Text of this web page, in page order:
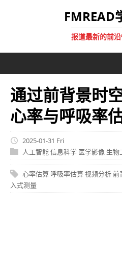
FMREAD
报道最新的前
通过前背景时
心率与呼吸率
2025-01-31 Fri
人工智能信息科学 医学影像 生物
心率估算 呼吸率估算视频分析前
入式测量